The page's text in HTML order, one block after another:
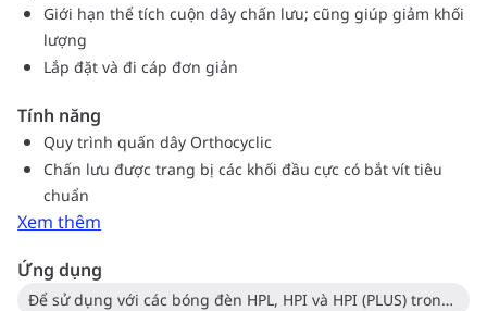
Giới hạn thể tích cuộn dây chấn lưu; cũng giúp giảm khối
lượng
Lắp đặt và đi cáp đơn giản
Tính năng
Quy trình quấn dây Orthocyclic
Chấn lưu được trang bị các khối đầu cực có bắt vít tiêu
chuẩn
Xem thêm
Ứng dụng
Để sử dụng với các bóng đèn HPL, HPI và HPI (PLUS) trong chiếu sáng công nghiệp, mặt sàn, công cộng, sân bãi và chiếu sáng đường bộ